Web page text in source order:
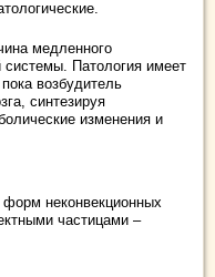
медленного
Патология имеет
возбудитель
синтезируя
изменения и
неконвекционных
частицами –